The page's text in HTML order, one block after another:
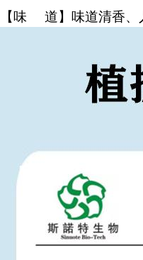
【味 道】味道清香、